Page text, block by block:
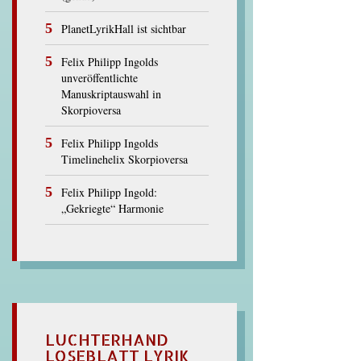
PlanetLyrikHall ist sichtbar
Felix Philipp Ingolds
unveröffentlichte
Manuskriptauswahl in
Skorpioversa
Felix Philipp Ingolds
Timelinehelix Skorpioversa
Felix Philipp Ingold:
„Gekriegte“ Harmonie
LUCHTERHAND
LOSEBLATT LYRIK